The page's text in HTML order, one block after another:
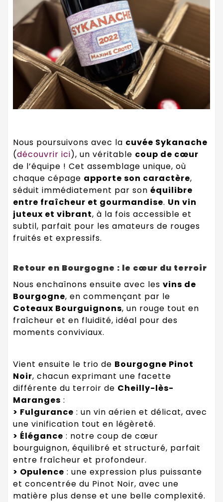
Nous poursuivons avec la cuvée Sykanache
(découvrir ici), un véritable coup de cœur
de l’équipe ! Cet assemblage unique, où
chaque cépage apporte son caractère,
séduit immédiatement par son équilibre
entre fraîcheur et gourmandise. Un vin
juteux et vibrant, à la fois accessible et
subtil, parfait pour les amateurs de rouges
fruités et expressifs.
Retour en Bourgogne : le cœur du terroir
Nous enchaînons ensuite avec les vins de
Bourgogne, en commençant par le
Coteaux Bourguignons, un rouge tout en
fraîcheur et en fluidité, idéal pour des
moments conviviaux.
Vient ensuite le trio de Bourgogne Pinot
Noir, chacun exprimant une facette
différente du terroir de Cheilly-lès-
Maranges :
> Fulgurance : un vin aérien et délicat, avec
une vinification tout en légèreté.
> Élégance : notre coup de cœur
bourguignon, équilibré et structuré, parfait
entre fraîcheur et profondeur.
> Opulence : une expression plus puissante
et concentrée du Pinot Noir, avec une
matière plus dense et une belle complexité.